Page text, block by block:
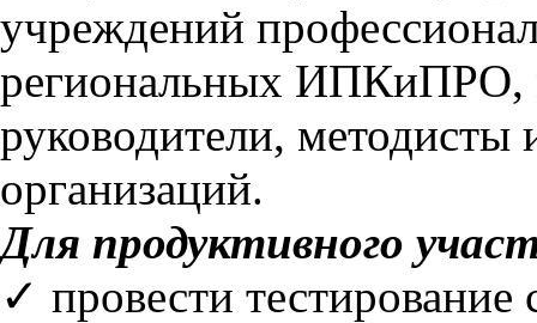
учреждений
региональных ИПКиПРО,
руководители, методисты
организаций.
Для продуктивного
✓ провести